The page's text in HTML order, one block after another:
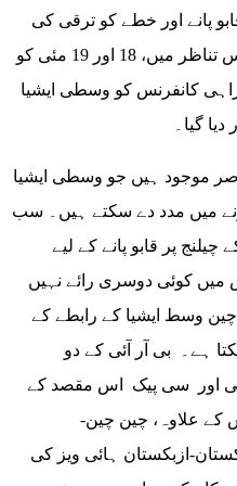
پانے اور خطے کو ترقی کی
راہ پر ڈالنے میں مدد دے سکیں۔ اس تناظر میں، 18 اور 19 مئی کو
کانفرنس کو وسطی ایشیا
گیا۔
موجود ہیں جو وسطی ایشیا
میں مدد دے سکتے ہیں۔ سب
پر قابو پانے کے لیے
کوئی دوسری رائے نہیں
چین وسط ایشیا کے رابطے کے
ہے۔ بی آر آئی کے دو
اور سی پیک اس مقصد کے
کے علاوہ، چین چین-
ازبکستان ہائی ویز کی